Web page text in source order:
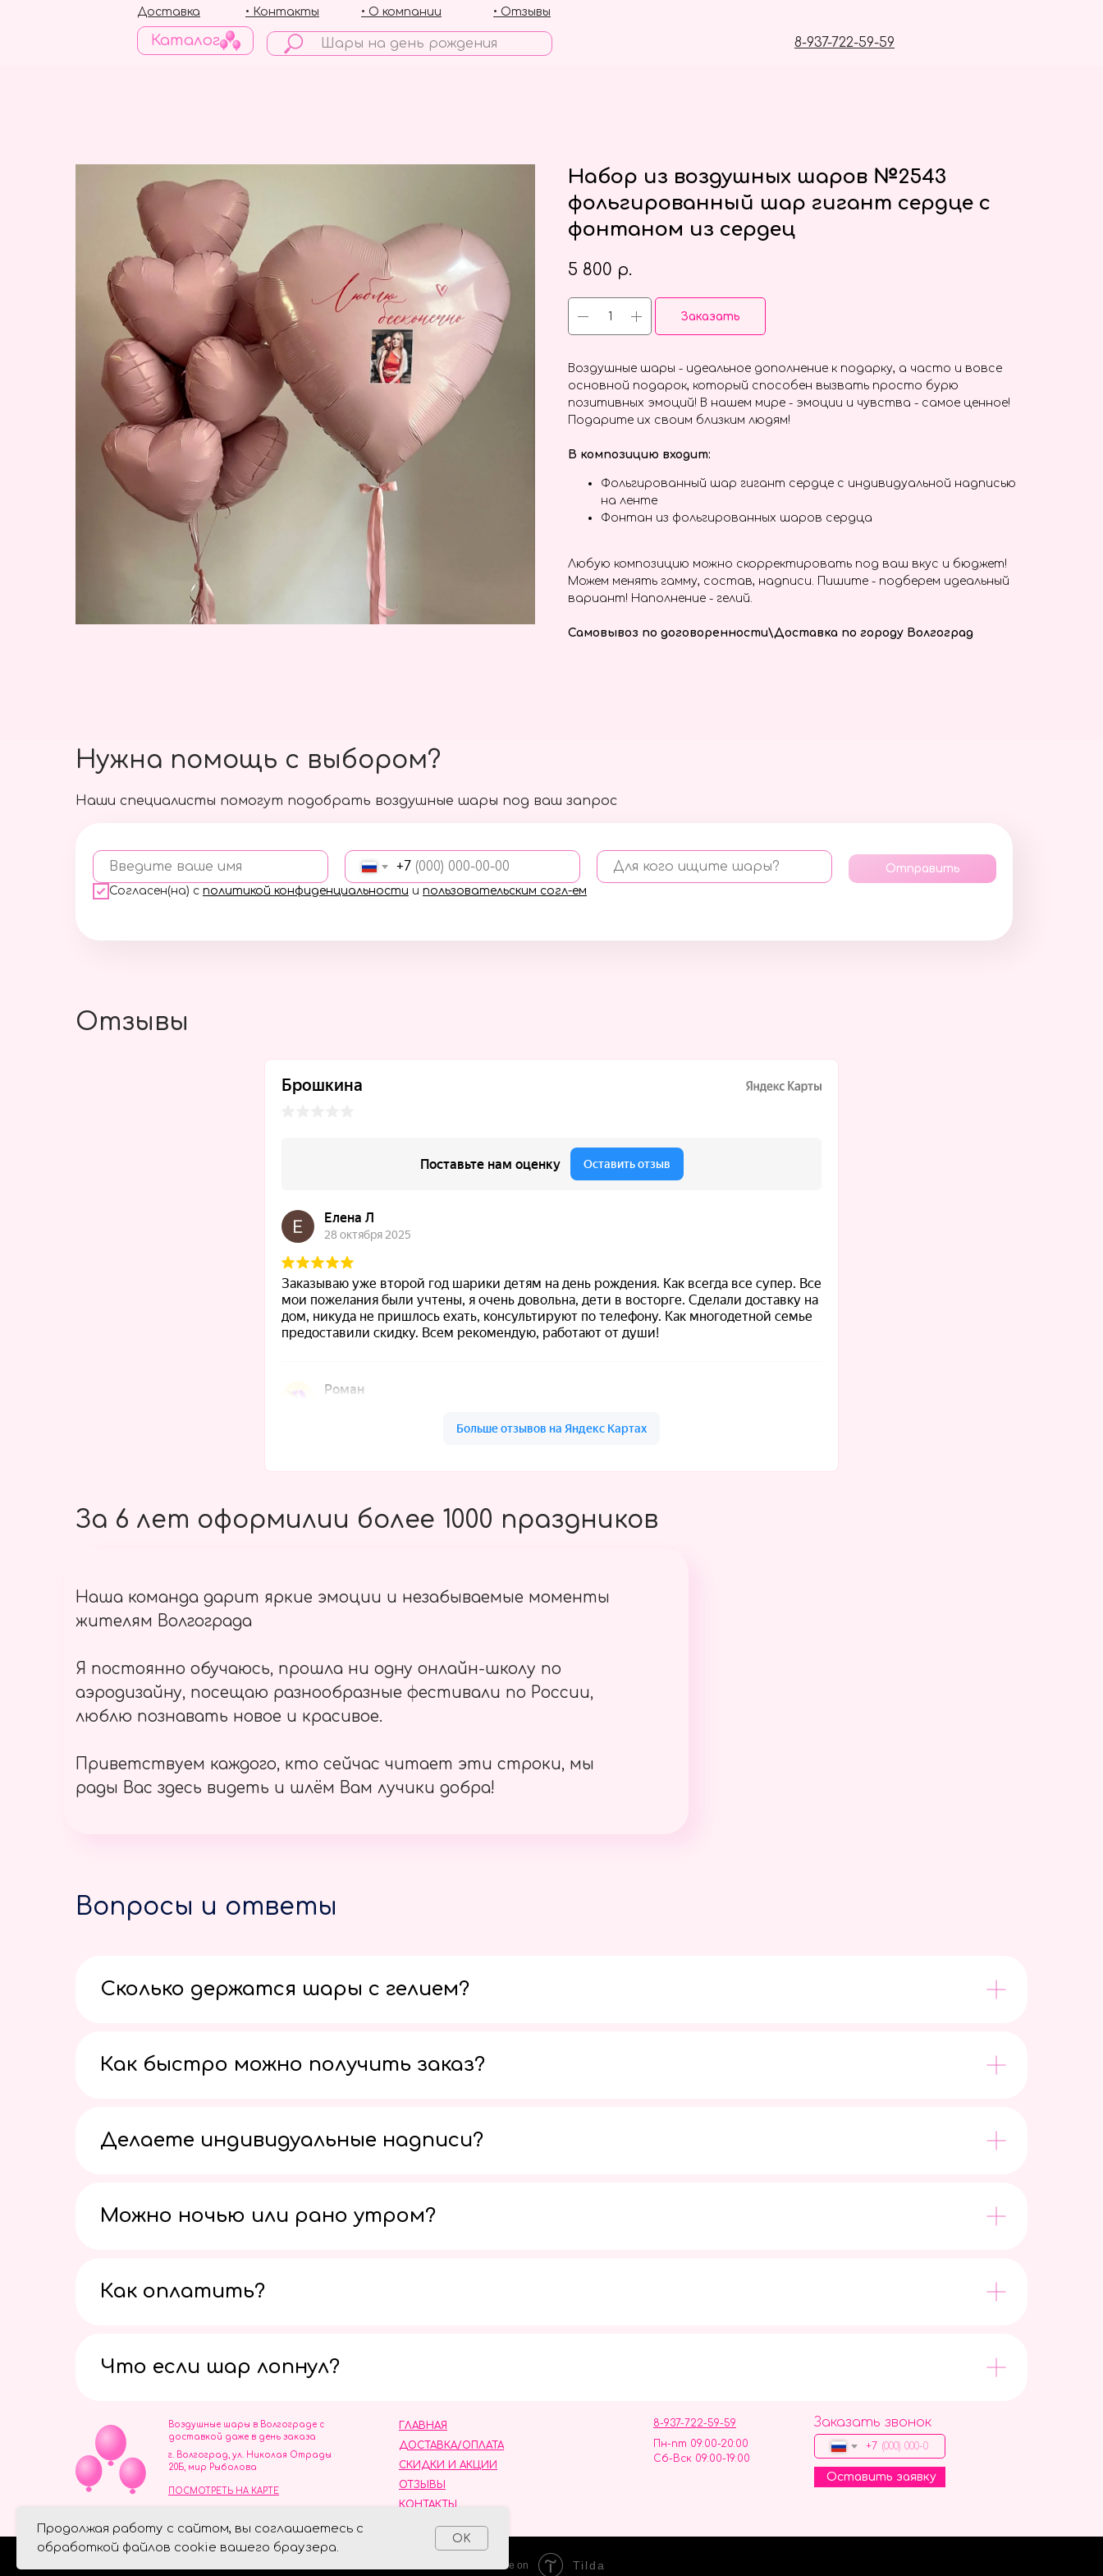
Каталог 8-937-722-59-59
• Отзывы
• О компании
• Контакты
Доставка
Набор из воздушных шаров №2543
фольгированный шар гигант сердце с
фонтаном из сердец
5 800 р.
Заказать
Воздушные шары - идеальное дополнение к подарку, а часто и вовсе
основной подарок, который способен вызвать просто бурю
позитивных эмоций! В нашем мире - эмоции и чувства - самое ценное!
Подарите их своим близким людям!
В композицию входит:
Фольгированный шар гигант сердце с индивидуальной надписью
на ленте
Фонтан из фольгированных шаров сердца
Любую композицию можно скорректировать под ваш вкус и бюджет!
Можем менять гамму, состав, надписи. Пишите - подберем идеальный
вариант! Наполнение - гелий.
Самовывоз по договоренности\Доставка по городу Волгоград
Наши специалисты помогут подобрать воздушные шары под ваш запрос
Введите ваше имя +7 Для кого ищите шары?
Согласен(на) с политикой конфиденциальности и пользовательским согл-ем
Отправить
Нужна помощь с выбором?
Продолжая работу с сайтом, вы соглашаетесь с
обработкой файлов cookie вашего браузера.
OK
Отзывы
За 6 лет оформилии более 1000 праздников
Наша команда дарит яркие эмоции и незабываемые моменты
жителям Волгограда
Я постоянно обучаюсь, прошла ни одну онлайн-школу по
аэродизайну, посещаю разнообразные фестивали по России,
люблю познавать новое и красивое.
Приветствуем каждого, кто сейчас читает эти строки, мы
рады Вас здесь видеть и шлём Вам лучики добра!
Вопросы и ответы
Сколько держатся шары с гелием?
Как быстро можно получить заказ?
Делаете индивидуальные надписи?
Можно ночью или рано утром?
Как оплатить?
Что если шар лопнул?
ОТЗЫВЫ
ГЛАВНАЯ
ДОСТАВКА/ОПЛАТА
СКИДКИ И АКЦИИ
КОНТАКТЫ
8-937-722-59-59
Пн-пт 09:00-20:00
Сб-Вск 09:00-19:00
Воздушные шары в Волгограде с
доставкой даже в день заказа
Заказать звонок
+7
Оставить заявку
г. Волгоград, ул. Николая Отрады
20Б, мир Рыболова
ПОСМОТРЕТЬ НА КАРТЕ
ИНН 344110093739
Политика обработки персональных данных
Made on Tilda